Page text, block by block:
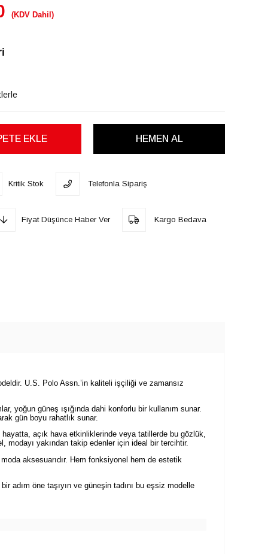
(KDV Dahil)
Kritik Stok Telefonla Sipariş
Fiyat Düşünce Haber Ver Kargo Bedava
U.S. Polo Assn.’in kaliteli işçiliği ve zamansız
yoğun güneş ışığında dahi konforlu bir kullanım sunar.
gün boyu rahatlık sunar.
açık hava etkinliklerinde veya tatillerde bu gözlük,
modayı yakından takip edenler için ideal bir tercihtir.
aksesuarıdır. Hem fonksiyonel hem de estetik
adım öne taşıyın ve güneşin tadını bu eşsiz modelle